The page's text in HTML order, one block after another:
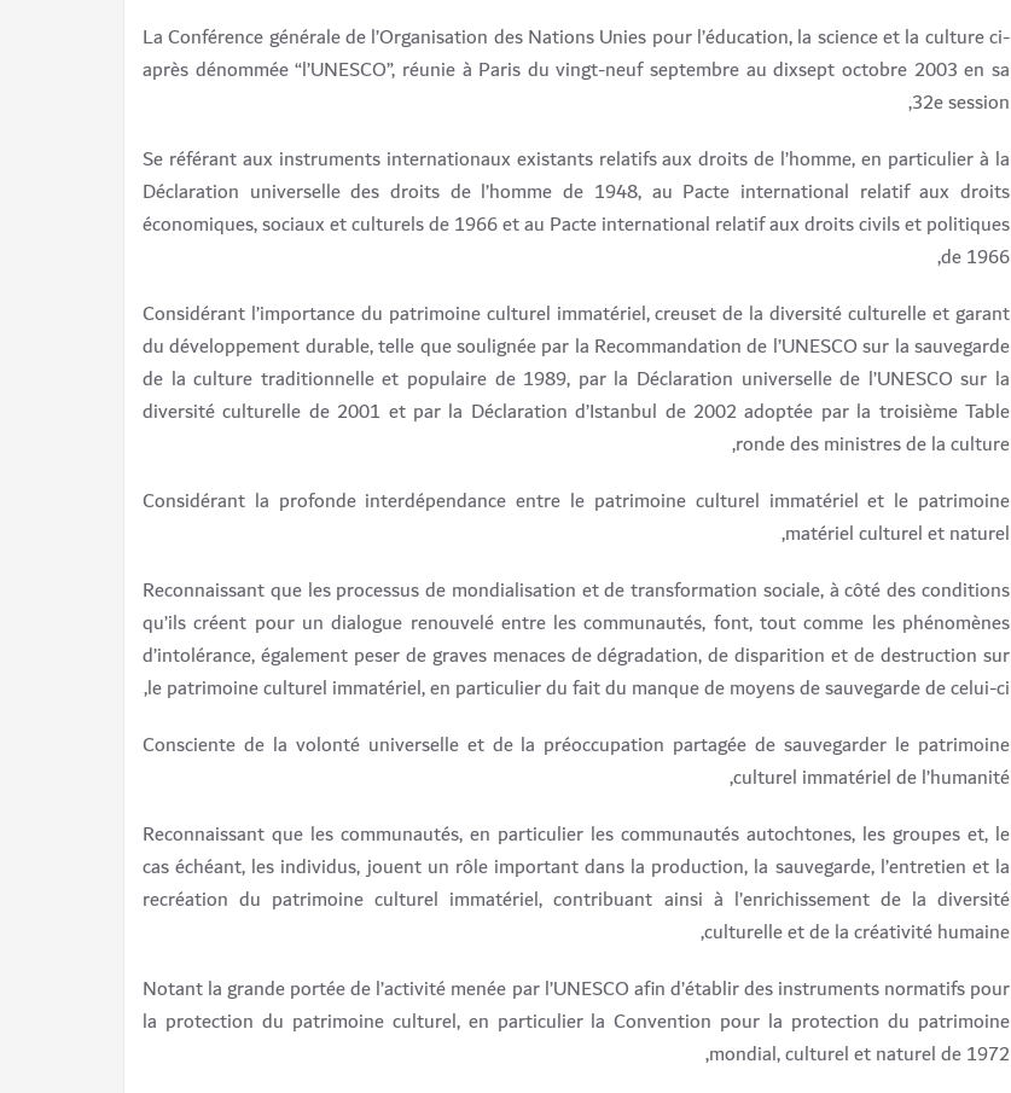
La Conférence générale de l’Organisation des Nations Unies pour l’éducation, la science et la culture ci-
après dénommée “l’UNESCO”, réunie à Paris du vingt-neuf septembre au dixsept octobre 2003 en sa
32e session,
Se référant aux instruments internationaux existants relatifs aux droits de l’homme, en particulier à la
Déclaration universelle des droits de l’homme de 1948, au Pacte international relatif aux droits
économiques, sociaux et culturels de 1966 et au Pacte international relatif aux droits civils et politiques
de 1966,
Considérant l’importance du patrimoine culturel immatériel, creuset de la diversité culturelle et garant
du développement durable, telle que soulignée par la Recommandation de l’UNESCO sur la sauvegarde
de la culture traditionnelle et populaire de 1989, par la Déclaration universelle de l’UNESCO sur la
diversité culturelle de 2001 et par la Déclaration d’Istanbul de 2002 adoptée par la troisième Table
ronde des ministres de la culture,
Considérant la profonde interdépendance entre le patrimoine culturel immatériel et le patrimoine
matériel culturel et naturel,
Reconnaissant que les processus de mondialisation et de transformation sociale, à côté des conditions
qu’ils créent pour un dialogue renouvelé entre les communautés, font, tout comme les phénomènes
d’intolérance, également peser de graves menaces de dégradation, de disparition et de destruction sur
le patrimoine culturel immatériel, en particulier du fait du manque de moyens de sauvegarde de celui-ci,
Consciente de la volonté universelle et de la préoccupation partagée de sauvegarder le patrimoine
culturel immatériel de l’humanité,
Reconnaissant que les communautés, en particulier les communautés autochtones, les groupes et, le
cas échéant, les individus, jouent un rôle important dans la production, la sauvegarde, l’entretien et la
recréation du patrimoine culturel immatériel, contribuant ainsi à l’enrichissement de la diversité
culturelle et de la créativité humaine,
Notant la grande portée de l’activité menée par l’UNESCO afin d’établir des instruments normatifs pour
la protection du patrimoine culturel, en particulier la Convention pour la protection du patrimoine
mondial, culturel et naturel de 1972,